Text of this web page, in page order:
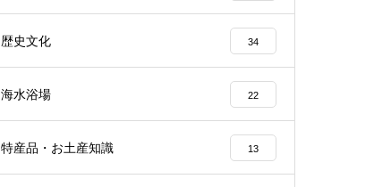
歴史文化 34
海水浴場 22
特産品・お土産知識 13